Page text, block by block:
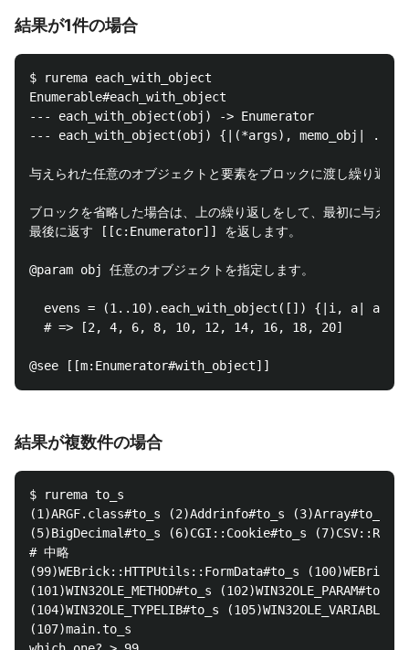
結果が1件の場合
$ rurema each_with_object
Enumerable#each_with_object
--- each_with_object(obj) -> Enumerator
--- each_with_object(obj) {|(*args), memo_obj| ...
与えられた任意のオブジェクトと要素をブロックに渡し繰り返し
ブロックを省略した場合は、上の繰り返しをして、最初に与えた
最後に返す [[c:Enumerator]] を返します。
@param obj 任意のオブジェクトを指定します。
evens = (1..10).each_with_object([]) {|i, a| a <<
  # => [2, 4, 6, 8, 10, 12, 14, 16, 18, 20]
結果が複数件の場合
$ rurema to_s
(1)ARGF.class#to_s (2)Addrinfo#to_s (3)Array#to_s
(5)BigDecimal#to_s (6)CGI::Cookie#to_s
# 中略
(99)WEBrick::HTTPUtils::FormData#to_s
(101)WIN32OLE_METHOD#to_s (102)WIN32OLE_PARAM#to_s
(104)WIN32OLE_TYPELIB#to_s
(107)main.to_s